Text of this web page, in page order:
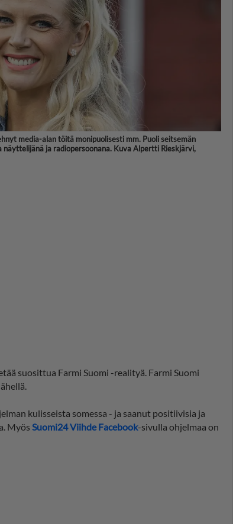
media-alan töitä monipuolisesti mm. Puoli seitsemän
ja radiopersoonana. Kuva Alpertti Rieskjärvi,
suosittua Farmi Suomi -realityä. Farmi Suomi
kulisseista somessa - ja saanut positiivisia ja
Myös Suomi24 Viihde Facebook-sivulla ohjelmaa on